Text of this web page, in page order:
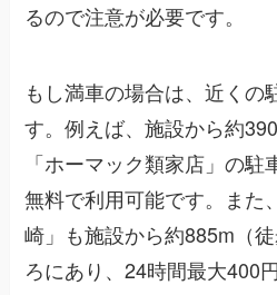
るので注意が必要です。
もし満車の場合は、近くの
す。例えば、施設から約
「ホーマック類家店」の
無料で利用可能です。また
崎」も施設から約885m（
ろにあり、24時間最大400